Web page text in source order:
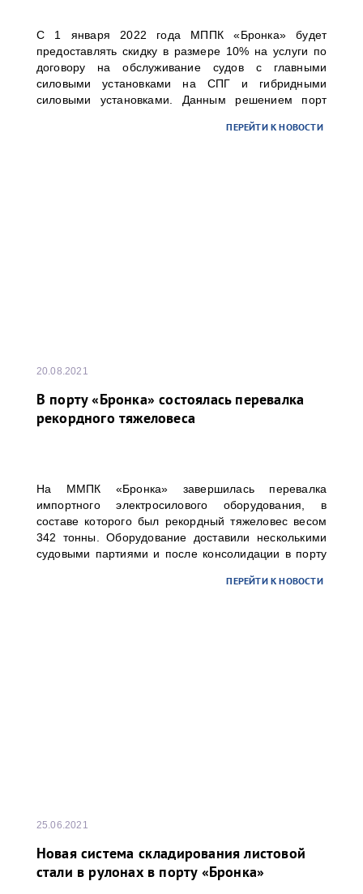
С 1 января 2022 года МППК «Бронка» будет
предоставлять скидку в размере 10% на услуги по
договору на обслуживание судов с главными
силовыми установками на СПГ и гибридными
силовыми установками. Данным решением порт
по планомерному вводу в эксплуатацию наиболее
ПЕРЕЙТИ К НОВОСТИ
20.08.2021
В порту «Бронка» состоялась перевалка
рекордного тяжеловеса
На ММПК «Бронка» завершилась перевалка
импортного электросилового оборудования, в
составе которого был рекордный тяжеловес весом
342 тонны. Оборудование доставили несколькими
судовыми партиями и после консолидации в порту
одного из предприятий топливно-энергетического
ПЕРЕЙТИ К НОВОСТИ
25.06.2021
Новая система складирования листовой
стали в рулонах в порту «Бронка»